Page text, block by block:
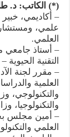
(*) الكاتب: د.
– أكاديمي،
علمي،
العلمي.
– أستاذ جامعي
التقنية
– مقرر لجنة
العلمية
والتكنولوجي،
والتكنولوجيا،
– أمين مجلس
العلمي